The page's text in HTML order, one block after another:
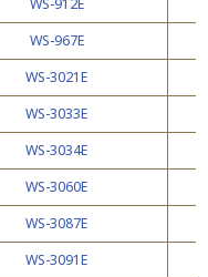
WS-912E
WS-967E
WS-3021E
WS-3033E
WS-3034E
WS-3060E
WS-3087E
WS-3091E